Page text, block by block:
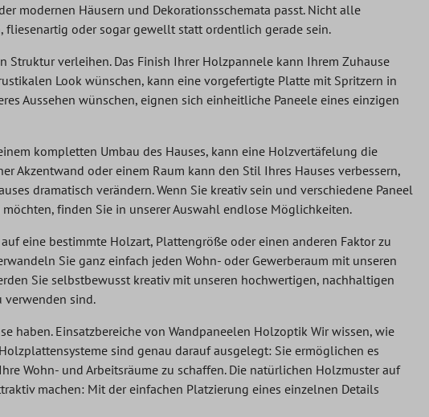
modernen Häusern und Dekorationsschemata passt. Nicht alle
fliesenartig oder sogar gewellt statt ordentlich gerade sein.
verleihen. Das Finish Ihrer Holzpannele kann Ihrem Zuhause
Look wünschen, kann eine vorgefertigte Platte mit Spritzern in
Aussehen wünschen, eignen sich einheitliche Paneele eines einzigen
kompletten Umbau des Hauses, kann eine Holzvertäfelung die
Akzentwand oder einem Raum kann den Stil Ihres Hauses verbessern,
dramatisch verändern. Wenn Sie kreativ sein und verschiedene Paneel
finden Sie in unserer Auswahl endlose Möglichkeiten.
eine bestimmte Holzart, Plattengröße oder einen anderen Faktor zu
Sie ganz einfach jeden Wohn- oder Gewerberaum mit unseren
Sie selbstbewusst kreativ mit unseren hochwertigen, nachhaltigen
verwenden sind.
haben. Einsatzbereiche von Wandpaneelen Holzoptik Wir wissen, wie
sind genau darauf ausgelegt: Sie ermöglichen es
Wohn- und Arbeitsräume zu schaffen. Die natürlichen Holzmuster auf
machen: Mit der einfachen Platzierung eines einzelnen Details